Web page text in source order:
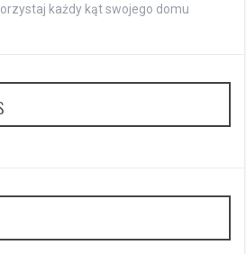
każdy kąt swojego domu